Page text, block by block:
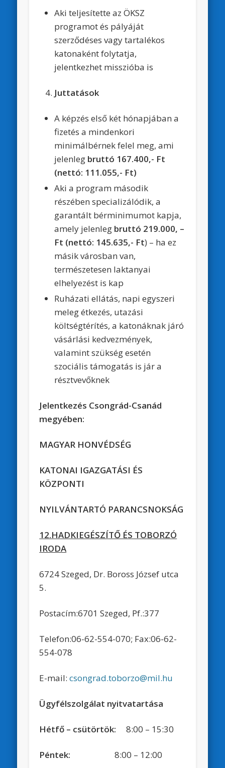
Aki teljesítette az ÖKSZ
programot és pályáját
szerződéses vagy tartalékos
katonaként folytatja,
jelentkezhet misszióba is
Juttatások
A képzés első két hónapjában a
fizetés a mindenkori
minimálbérnek felel meg, ami
jelenleg bruttó 167.400,- Ft
(nettó: 111.055,- Ft)
Aki a program második
részében specializálódik, a
garantált bérminimumot kapja,
amely jelenleg bruttó 219.000, –
Ft (nettó: 145.635,- Ft) – ha ez
másik városban van,
természetesen laktanyai
elhelyezést is kap
Ruházati ellátás, napi egyszeri
meleg étkezés, utazási
költségtérítés, a katonáknak járó
vásárlási kedvezmények,
valamint szükség esetén
szociális támogatás is jár a
résztvevőknek
Jelentkezés Csongrád-Csanád
megyében:
MAGYAR HONVÉDSÉG
KATONAI IGAZGATÁSI ÉS
KÖZPONTI
NYILVÁNTARTÓ PARANCSNOKSÁG
12.HADKIEGÉSZÍTŐ ÉS TOBORZÓ
IRODA
6724 Szeged, Dr. Boross József utca
5.
Postacím:6701 Szeged, Pf.:377
Telefon:06-62-554-070; Fax:06-62-
554-078
E-mail:csongrad.toborzo@mil.hu
Ügyfélszolgálat nyitvatartása
Hétfő – csütörtök:8:00 – 15:30
Péntek: 8:00 – 12:00